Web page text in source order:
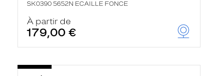
SK0390 5652N ECAILLE FONCE
À partir de
179,00 €